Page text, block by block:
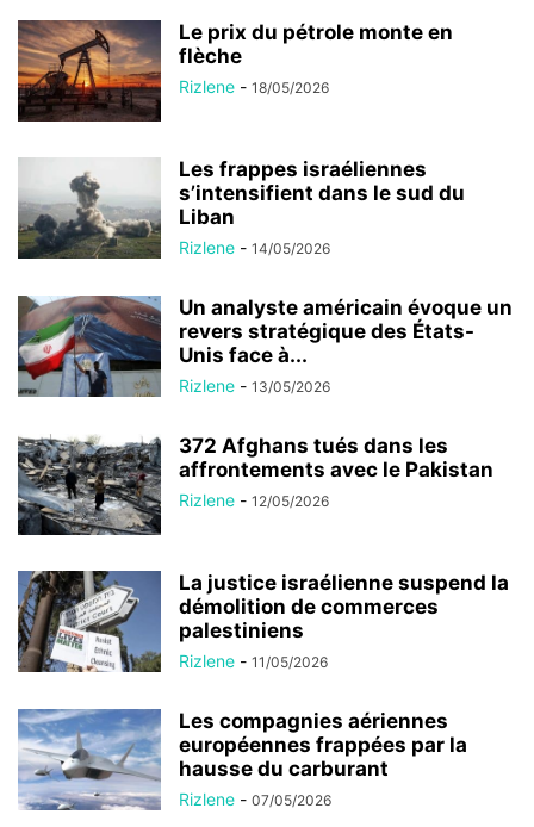
Le prix du pétrole monte en
flèche
Rizlene - 18/05/2026
Les frappes israéliennes
s’intensifient dans le sud du
Liban
Rizlene - 14/05/2026
Un analyste américain évoque un
revers stratégique des États-
Unis face à...
Rizlene - 13/05/2026
372 Afghans tués dans les
affrontements avec le Pakistan
Rizlene - 12/05/2026
La justice israélienne suspend la
démolition de commerces
palestiniens
Rizlene - 11/05/2026
Les compagnies aériennes
européennes frappées par la
hausse du carburant
Rizlene - 07/05/2026